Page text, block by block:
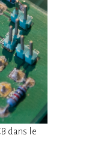
dans le